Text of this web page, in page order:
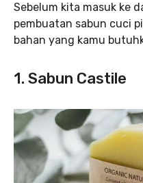
Sebelum kita masuk ke
pembuatan sabun cuci
bahan yang kamu
1. Sabun Castile